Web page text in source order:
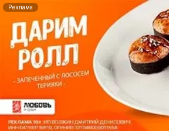
Реклама